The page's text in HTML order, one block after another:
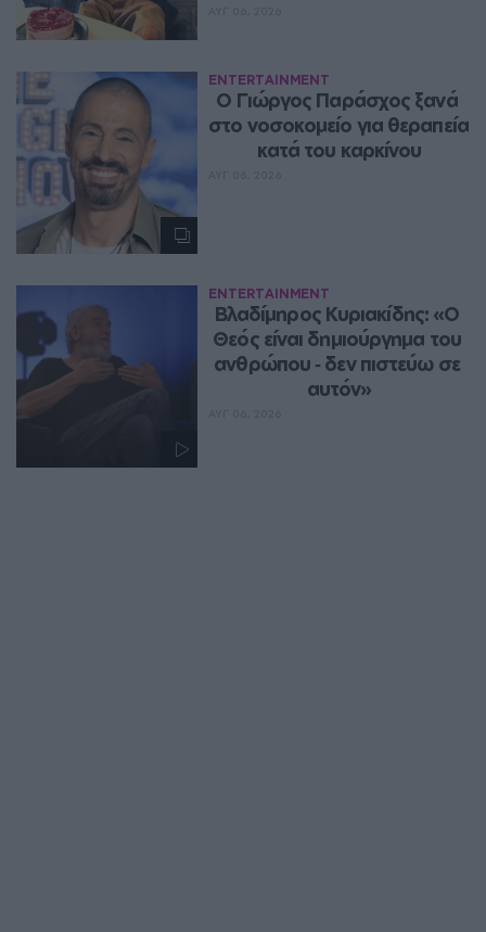
ENTERTAINMENT
O Γιώργος Παράσχος ξανά
στο νοσοκομείο για θεραπεία
κατά του καρκίνου
ENTERTAINMENT
Βλαδίμηρος Κυριακίδης: «Ο
Θεός είναι δημιούργημα του
ανθρώπου ‑ δεν πιστεύω σε
αυτόν»